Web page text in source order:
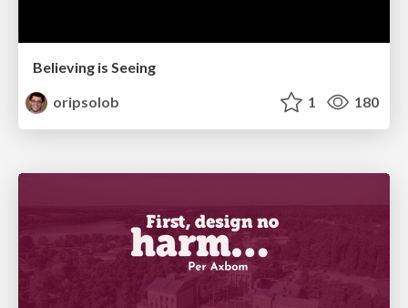
Believing is Seeing
oripsolob
1 180